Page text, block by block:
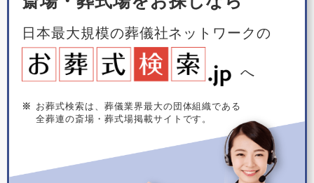
日本最大規模の葬儀社ネットワークの
へ
※
お葬式検索は、葬儀業界最大の団体組織である
全葬連の斎場・葬式場掲載サイトです。